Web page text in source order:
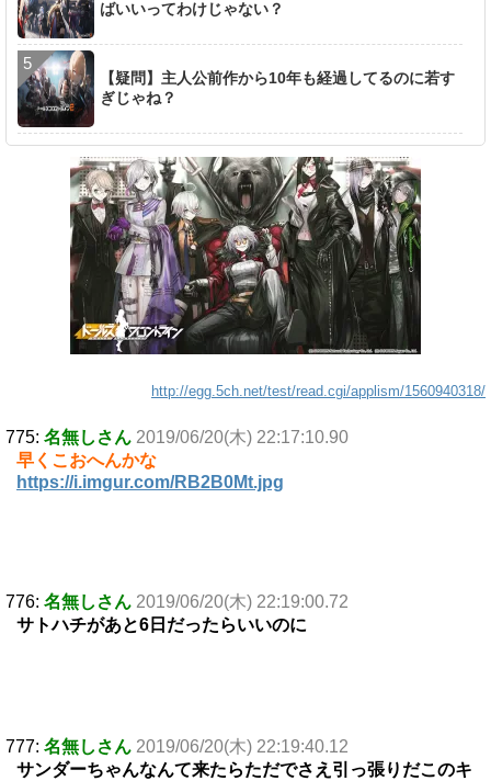
ばいいってわけじゃない？
【疑問】主人公前作から10年も経過してるのに若す
ぎじゃね？
http://egg.5ch.net/test/read.cgi/applism/1560940318/
775: 名無しさん 2019/06/20(木) 22:17:10.90
早くこおへんかな
https://i.imgur.com/RB2B0Mt.jpg
776: 名無しさん 2019/06/20(木) 22:19:00.72
サトハチがあと6日だったらいいのに
777: 名無しさん 2019/06/20(木) 22:19:40.12
サンダーちゃんなんて来たらただでさえ引っ張りだこのキ